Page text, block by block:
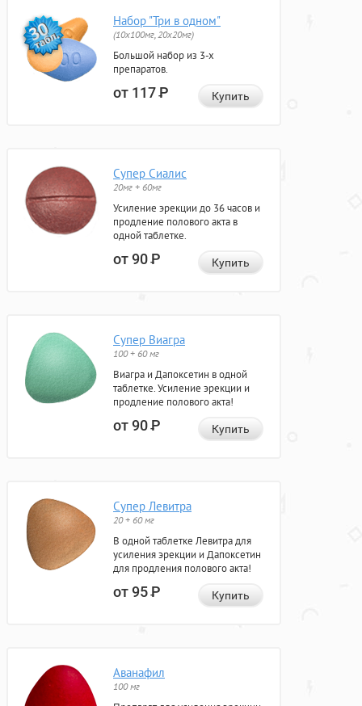
Набор "Три в одном"
(10x100мг, 20x20мг)
Большой набор из 3-х
препаратов.
от 117Р Купить
Супер Сиалис
20мг + 60мг
Усиление эрекции до 36 часов и
продление полового акта в
одной таблетке.
от 90Р Купить
Супер Виагра
100 + 60 мг
Виагра и Дапоксетин в одной
таблетке. Усиление эрекции и
продление полового акта!
от 90Р Купить
Супер Левитра
20 + 60 мг
В одной таблетке Левитра для
усиления эрекции и Дапоксетин
для продления полового акта!
от 95Р Купить
Аванафил
100 мг